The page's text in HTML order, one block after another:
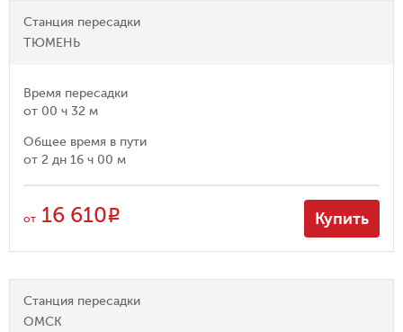
Станция пересадки
ТЮМЕНЬ
Время пересадки
от 00 ч 32 м
Общее время в пути
от 2 дн 16 ч 00 м
от 16 610R Купить
Станция пересадки
ОМСК